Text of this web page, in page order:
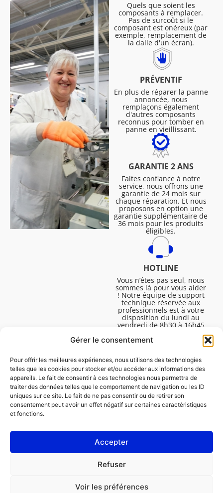
Gérer le consentement
Pour offrir les meilleures expériences, nous utilisons des technologies
telles que les cookies pour stocker et/ou accéder aux informations des
appareils. Le fait de consentir à ces technologies nous permettra de
traiter des données telles que le comportement de navigation ou les ID
uniques sur ce site. Le fait de ne pas consentir ou de retirer son
consentement peut avoir un effet négatif sur certaines caractéristiques
et fonctions.
Accepter
Refuser
Voir les préférences
Quels que soient les
composants à remplacer.
Pas de surcoût si le
composant est onéreux (par
exemple, remplacement de
la dalle d'un écran).
PRÉVENTIF
En plus de réparer la panne
annoncée, nous
remplaçons également
d'autres composants
reconnus pour tomber en
panne en vieillissant.
GARANTIE 2 ANS
Faites confiance à notre
service, nous offrons une
garantie de 24 mois sur
chaque réparation. Et nous
proposons en option une
garantie supplémentaire de
36 mois pour les produits
éligibles.
HOTLINE
Vous n’êtes pas seul, nous
sommes là pour vous aider
! Notre équipe de support
technique réservée aux
professionnels est à votre
disposition du lundi au
vendredi de 8h30 à 16h45
pour vous aider à résoudre
toutes vos questions
Mentions légales